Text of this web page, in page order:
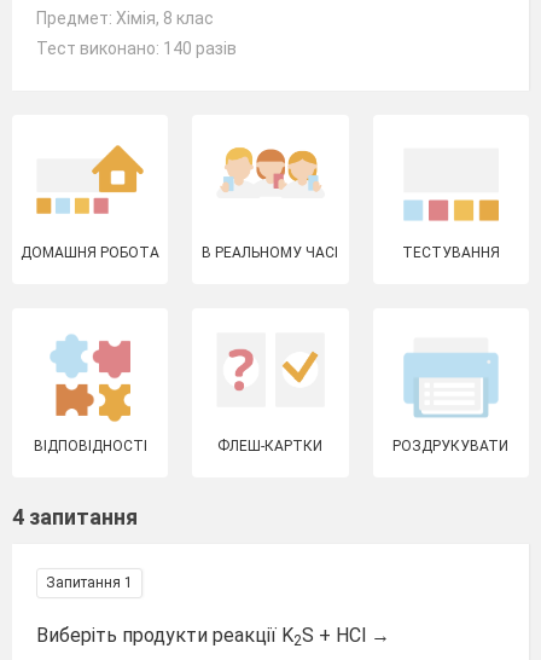
Предмет: Хімія, 8 клас
Тест виконано: 140 разів
ДОМАШНЯ РОБОТА В РЕАЛЬНОМУ ЧАСІ ТЕСТУВАННЯ
ВІДПОВІДНОСТІ ФЛЕШ-КАРТКИ РОЗДРУКУВАТИ
4 запитання
Запитання 1
Виберіть продукти реакції K2S + HCl →